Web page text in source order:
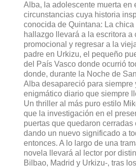
Alba, la adolescente muerta en
circunstancias cuya historia
conocida de Quintana: La
hallazgo llevará a la escritora a
promocional y regresar a la
padre en Urkizu, el pequeño
del País Vasco donde ocurrió
donde, durante la Noche de
Alba desapareció para siempre
enigmático diario que siempre
Un thriller al más puro estilo
que la investigación en el
puertas que quedaron cerradas
dando un nuevo significado a
entonces. A lo largo de una
novela llevará al lector por
Bilbao, Madrid y Urkizu-, tras